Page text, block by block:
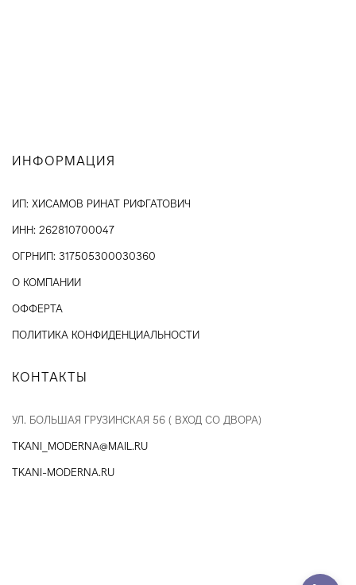
ИНФОРМАЦИЯ
ИП: ХИСАМОВ РИНАТ РИФГАТОВИЧ
ИНН: 262810700047
ОГРНИП: 317505300030360
О КОМПАНИИ
ОФФЕРТА
ПОЛИТИКА КОНФИДЕНЦИАЛЬНОСТИ
КОНТАКТЫ
УЛ. БОЛЬШАЯ ГРУЗИНСКАЯ 56 ( ВХОД СО ДВОРА)
TKANI_MODERNA@MAIL.RU
TKANI-MODERNA.RU